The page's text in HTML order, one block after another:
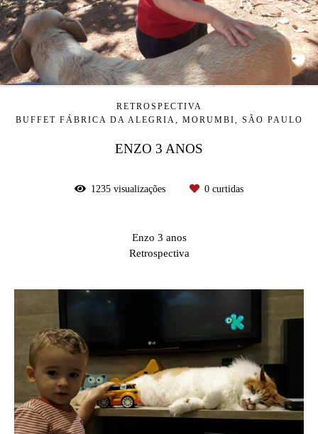
RETROSPECTIVA
BUFFET FÁBRICA DA ALEGRIA, MORUMBI, SÃO PAULO
ENZO 3 ANOS
1235 visualizações 0 curtidas
Enzo 3 anos
Retrospectiva